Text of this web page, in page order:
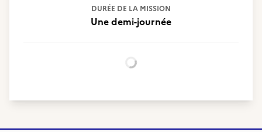
DURÉE DE LA MISSION
Une demi-journée
Chargement...